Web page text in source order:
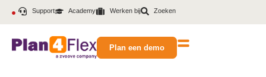
Support Academy Werken bij Zoeken
Plan een demo